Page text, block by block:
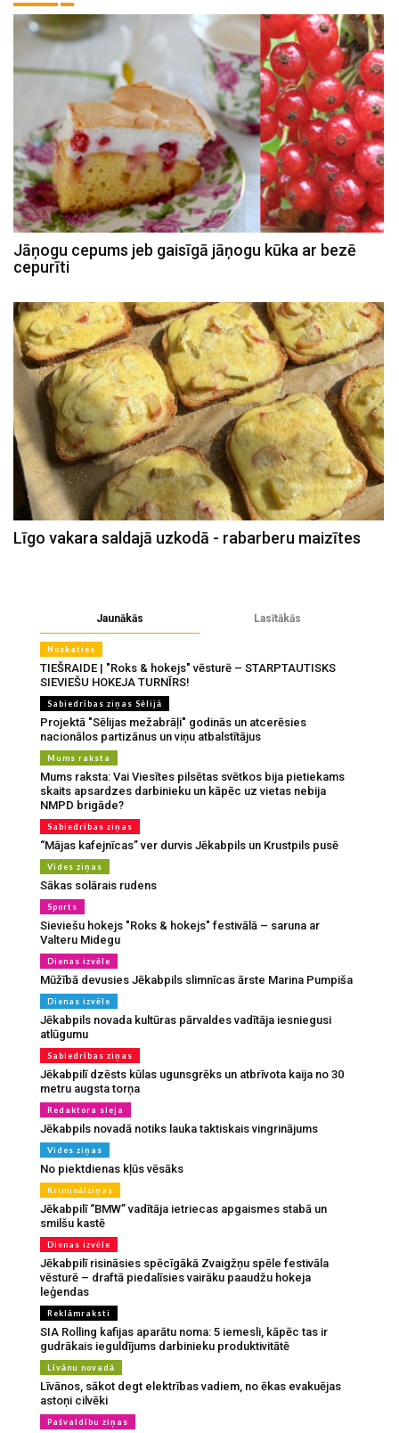
Jāņogu cepums jeb gaisīgā jāņogu kūka ar bezē
cepurīti
Līgo vakara saldajā uzkodā - rabarberu maizītes
Jaunākās Lasītākās
Noskaties
TIEŠRAIDE | "Roks & hokejs" vēsturē – STARPTAUTISKS
SIEVIEŠU HOKEJA TURNĪRS!
Sabiedrības ziņas Sēlijā
Projektā "Sēlijas mežabrāļi" godinās un atcerēsies
nacionālos partizānus un viņu atbalstītājus
Mums raksta
Mums raksta: Vai Viesītes pilsētas svētkos bija pietiekams
skaits apsardzes darbinieku un kāpēc uz vietas nebija
NMPD brigāde?
Sabiedrības ziņas
“Mājas kafejnīcas” ver durvis Jēkabpils un Krustpils pusē
Vides ziņas
Sākas solārais rudens
Sports
Sieviešu hokejs "Roks & hokejs" festivālā – saruna ar
Valteru Midegu
Dienas izvēle
Mūžībā devusies Jēkabpils slimnīcas ārste Marina Pumpiša
Dienas izvēle
Jēkabpils novada kultūras pārvaldes vadītāja iesniegusi
atlūgumu
Sabiedrības ziņas
Jēkabpilī dzēsts kūlas ugunsgrēks un atbrīvota kaija no 30
metru augsta torņa
Redaktora sleja
Jēkabpils novadā notiks lauka taktiskais vingrinājums
Vides ziņas
No piektdienas kļūs vēsāks
Kriminālziņas
Jēkabpilī “BMW” vadītāja ietriecas apgaismes stabā un
smilšu kastē
Dienas izvēle
Jēkabpilī risināsies spēcīgākā Zvaigžņu spēle festivāla
vēsturē – draftā piedalīsies vairāku paaudžu hokeja
leģendas
Reklāmraksti
SIA Rolling kafijas aparātu noma: 5 iemesli, kāpēc tas ir
gudrākais ieguldījums darbinieku produktivitātē
Līvānu novadā
Līvānos, sākot degt elektrības vadiem, no ēkas evakuējas
astoņi cilvēki
Pašvaldību ziņas